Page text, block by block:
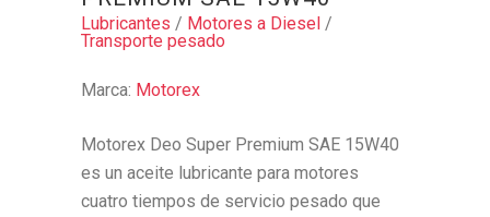
Lubricantes / Motores a Diesel /
Transporte pesado
Marca: Motorex
Motorex Deo Super Premium SAE 15W40
es un aceite lubricante para motores
cuatro tiempos de servicio pesado que